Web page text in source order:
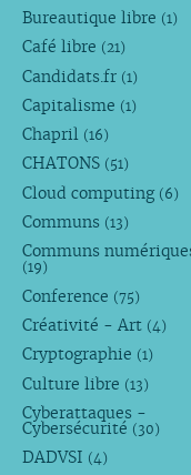
Bureautique libre (1)
Café libre (21)
Candidats.fr (1)
Capitalisme (1)
Chapril (16)
CHATONS (51)
Cloud computing (6)
Communs (13)
Communs
(19)
Conference (75)
Créativité - Art (4)
Cryptographie (1)
Culture libre (13)
Cyberattaques -
Cybersécurité (30)
DADVSI (4)